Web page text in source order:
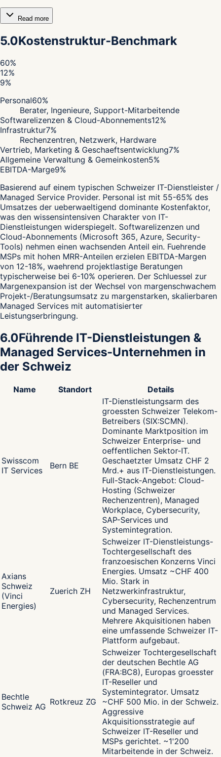
Read more
5.0Kostenstruktur-Benchmark
60%
12%
9%
Personal60%
Berater, Ingenieure, Support-Mitarbeitende
Softwarelizenzen & Cloud-Abonnements12%
Infrastruktur7%
Rechenzentren, Netzwerk, Hardware
Vertrieb, Marketing & Geschaeftsentwicklung7%
Allgemeine Verwaltung & Gemeinkosten5%
EBITDA-Marge9%
Basierend auf einem typischen Schweizer IT-Dienstleister /
Managed Service Provider. Personal ist mit 55-65% des
Umsatzes der ueberwaeltigend dominante Kostenfaktor,
was den wissensintensiven Charakter von IT-
Dienstleistungen widerspiegelt. Softwarelizenzen und
Cloud-Abonnements (Microsoft 365, Azure, Security-
Tools) nehmen einen wachsenden Anteil ein. Fuehrende
MSPs mit hohen MRR-Anteilen erzielen EBITDA-Margen
von 12-18%, waehrend projektlastige Beratungen
typischerweise bei 6-10% operieren. Der Schluessel zur
Margenexpansion ist der Wechsel von margenschwachem
Projekt-/Beratungsumsatz zu margenstarken, skalierbaren
Managed Services mit automatisierter
Leistungserbringung.
6.0Führende IT-Dienstleistungen &
Managed Services-Unternehmen in
der Schweiz
Name Standort Details
Swisscom
IT Services
Bern BE
IT-Dienstleistungsarm des
groessten Schweizer Telekom-
Betreibers (SIX:SCMN).
Dominante Marktposition im
Schweizer Enterprise- und
oeffentlichen Sektor-IT.
Geschaetzter Umsatz CHF 2
Mrd.+ aus IT-Dienstleistungen.
Full-Stack-Angebot: Cloud-
Hosting (Schweizer
Rechenzentren), Managed
Workplace, Cybersecurity,
SAP-Services und
Systemintegration.
Axians
Schweiz
(Vinci
Energies)
Zuerich ZH
Schweizer IT-Dienstleistungs-
Tochtergesellschaft des
franzoesischen Konzerns Vinci
Energies. Umsatz ~CHF 400
Mio. Stark in
Netzwerkinfrastruktur,
Cybersecurity, Rechenzentrum
und Managed Services.
Mehrere Akquisitionen haben
eine umfassende Schweizer IT-
Plattform aufgebaut.
Bechtle
Schweiz AG Rotkreuz ZG
Schweizer Tochtergesellschaft
der deutschen Bechtle AG
(FRA:BC8), Europas groesster
IT-Reseller und
Systemintegrator. Umsatz
~CHF 500 Mio. in der Schweiz.
Aggressive
Akquisitionsstrategie auf
Schweizer IT-Reseller und
MSPs gerichtet. ~1'200
Mitarbeitende in der Schweiz.